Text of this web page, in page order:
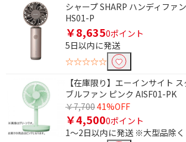
シャープ SHARP ハンディファ
HS01-P
￥8,6350ポイント
5日以内に発送
☆☆☆☆☆
【在庫限り】エーインサイト
ブルファン ピンク AISF01-PK
￥7,70041%OFF
￥4,5000ポイント
1～2日以内に発送 ※大型品除く